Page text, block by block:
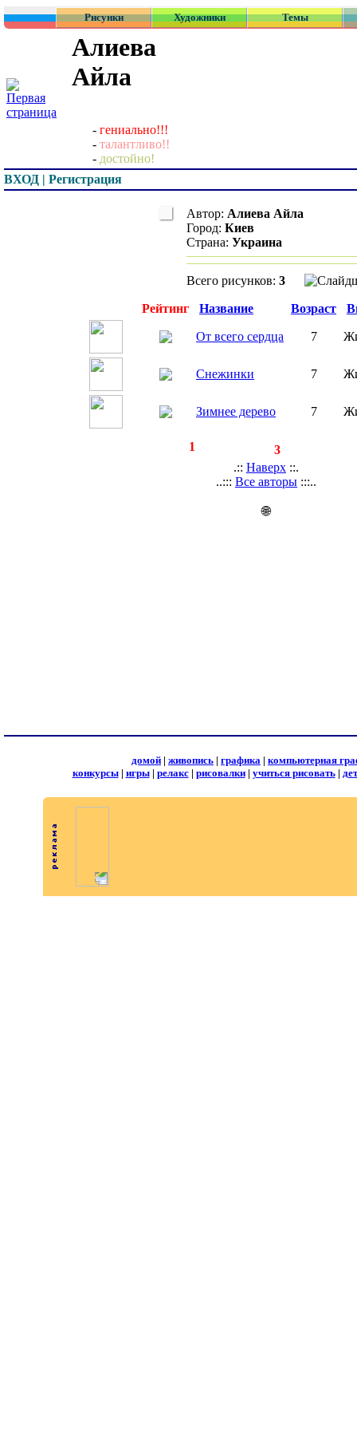
Рисунки Художники Темы
Алиева
Айла
- гениально!!!
- талантливо!!
- достойно!
ВХОД | Регистрация
Автор: Алиева Айла
Город: Киев
Страна: Украина
Всего рисунков: 3
Рейтинг Название Возраст
От всего сердца 7
Снежинки 7
Зимнее дерево 7
1
3
.:: Наверх ::.
..::: Все авторы :::..
🌐
домой | живопись | графика | компьютерная
конкурсы| игры| релакс| рисовалки| учиться рисовать|